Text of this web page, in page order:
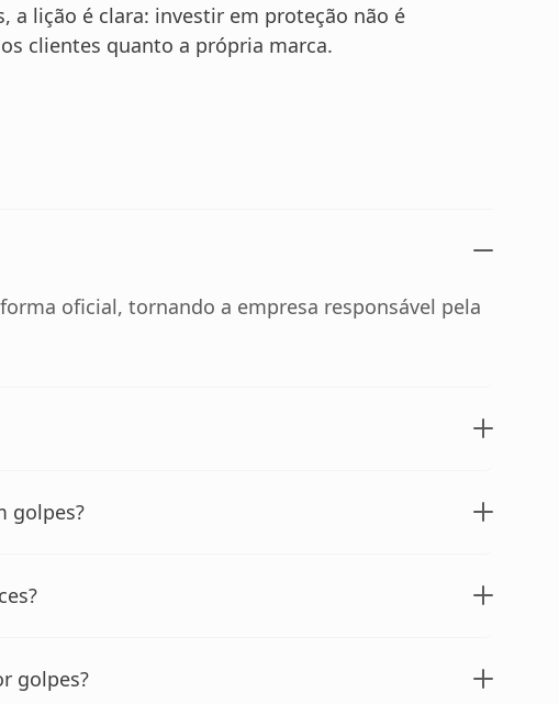
a lição é clara: investir em proteção não é
clientes quanto a própria marca.
oficial, tornando a empresa responsável pela
golpes?
golpes?